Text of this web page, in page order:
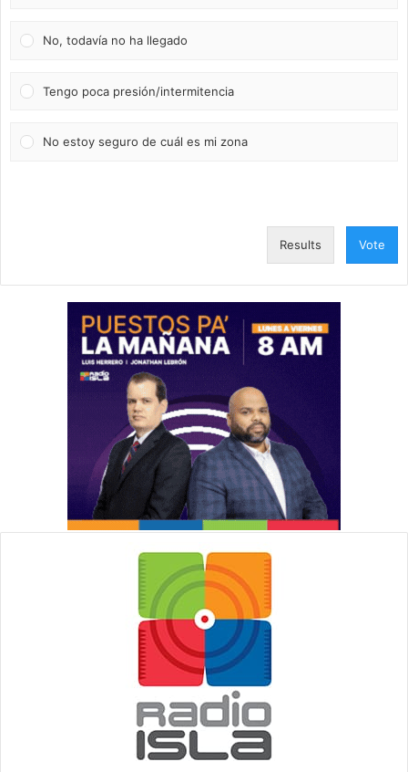
No, todavía no ha llegado
Tengo poca presión/intermitencia
No estoy seguro de cuál es mi zona
Results Vote